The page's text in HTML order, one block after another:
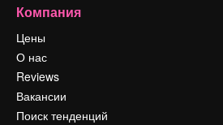
Компания
Цены
О нас
Reviews
Вакансии
Поиск тенденций